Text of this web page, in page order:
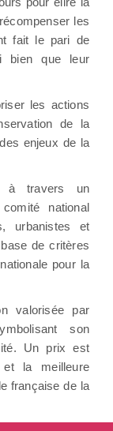
les
fait le pari de
bien que leur
les actions
de la
enjeux de la
à travers un
national
urbanistes et
de critères
pour la
valorisée par
son
Un prix est
la meilleure
française de la